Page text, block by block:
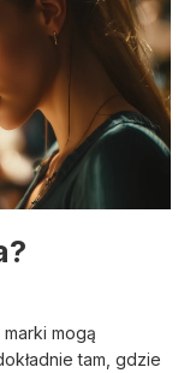
mogą
tam, gdzie